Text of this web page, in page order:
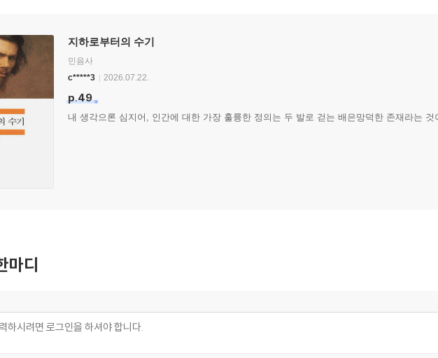
지하로부터의 수기
민음사
c*****3
2026.07.22.
p.49
내 생각으론 심지어, 인간에 대한 가장 훌륭한 정의는 두 발로 걷는 배은망덕한 존재라는 것
마디